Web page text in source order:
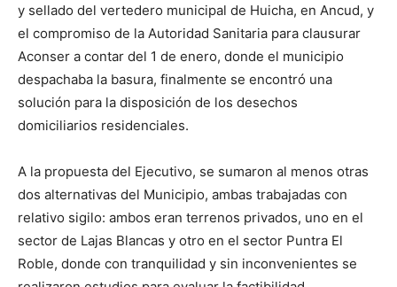
y sellado del vertedero municipal de Huicha, en Ancud, y
el compromiso de la Autoridad Sanitaria para clausurar
Aconser a contar del 1 de enero, donde el municipio
despachaba la basura, finalmente se encontró una
solución para la disposición de los desechos
domiciliarios residenciales.
A la propuesta del Ejecutivo, se sumaron al menos otras
dos alternativas del Municipio, ambas trabajadas con
relativo sigilo: ambos eran terrenos privados, uno en el
sector de Lajas Blancas y otro en el sector Puntra El
Roble, donde con tranquilidad y sin inconvenientes se